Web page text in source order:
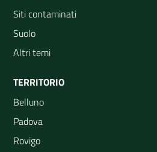
Siti contaminati
Suolo
Altri temi
TERRITORIO
Belluno
Padova
Rovigo